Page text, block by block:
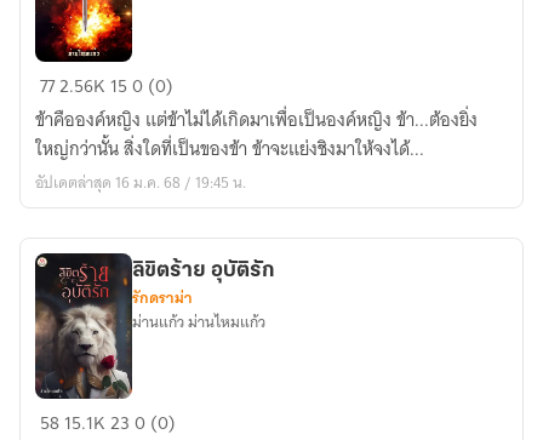
องค์
หญิง
ต้อง
อาญา
772.56K 150 (0)
ข้าคือองค์หญิง แต่ข้าไม่ได้เกิดมาเพื่อเป็นองค์หญิง ข้า...ต้องยิ่ง
ใหญ่กว่านั้น สิ่งใดที่เป็นของข้า ข้าจะแย่งชิงมาให้จงได้...
อัปเดตล่าสุด 16 ม.ค. 68 / 19:45 น.
ลิขิต
ลิขิตร้าย อุบัติรัก
รักดราม่า
ม่านแก้ว ม่านไหมแก้ว
5815.1K230 (0)